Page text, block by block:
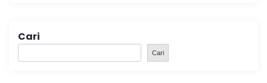
Cari
Cari